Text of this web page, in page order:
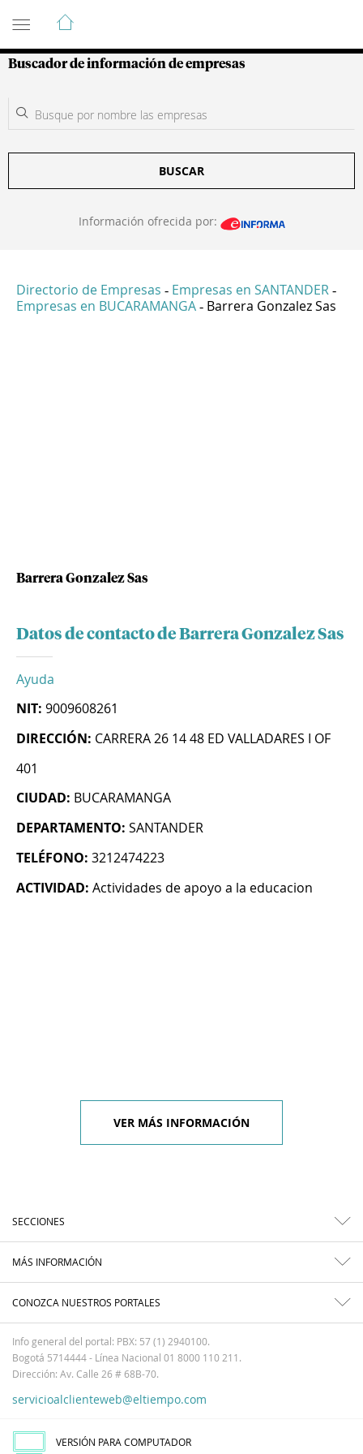
Guía de Empresas Colombianas
Buscador de información de empresas
BUSCAR
Información ofrecida por:
Directorio de Empresas - Empresas en SANTANDER -
Empresas en BUCARAMANGA - Barrera Gonzalez Sas
Barrera Gonzalez Sas
Datos de contacto de Barrera Gonzalez Sas
Ayuda
NIT: 9009608261
DIRECCIÓN: CARRERA 26 14 48 ED VALLADARES I OF
401
CIUDAD: BUCARAMANGA
DEPARTAMENTO: SANTANDER
TELÉFONO: 3212474223
ACTIVIDAD: Actividades de apoyo a la educacion
VER MÁS INFORMACIÓN
SECCIONES
MÁS INFORMACIÓN
CONOZCA NUESTROS PORTALES
Info general del portal: PBX: 57 (1) 2940100.
Bogotá 5714444 - Línea Nacional 01 8000 110 211.
Dirección: Av. Calle 26 # 68B-70.
servicioalclienteweb@eltiempo.com
VERSIÓN PARA COMPUTADOR